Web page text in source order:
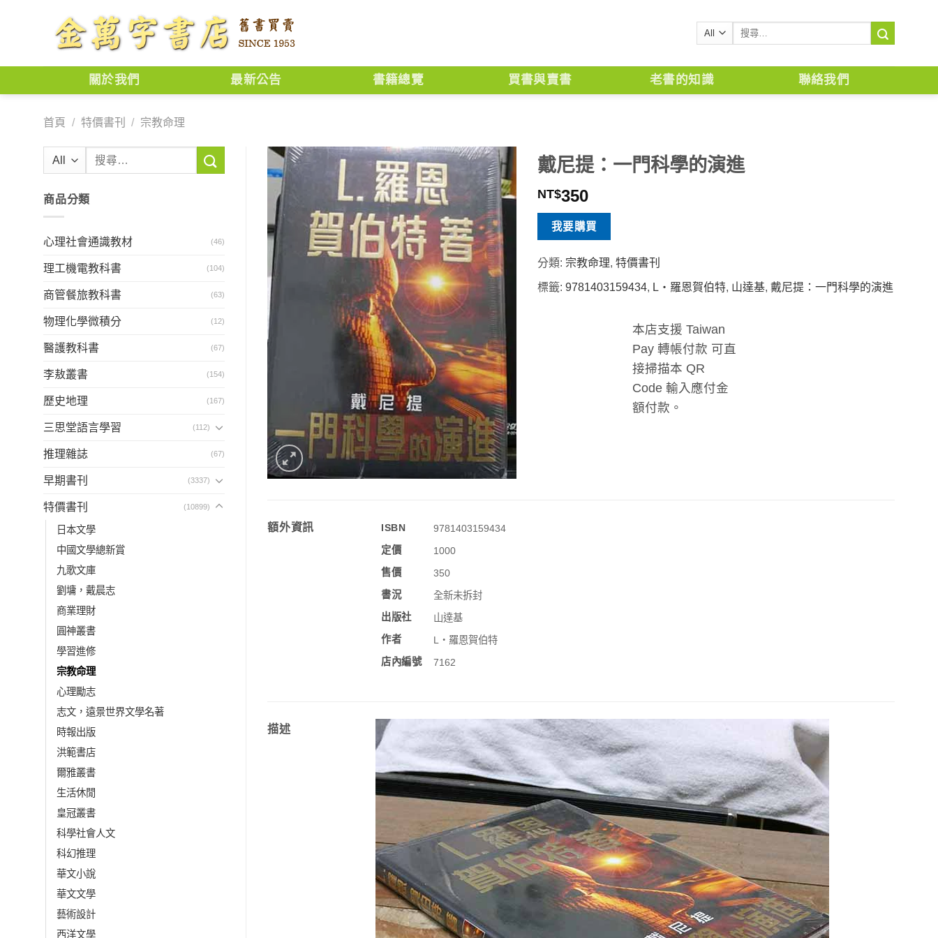
搜
鍵
關於我們 最新公告 書籍總覽 買書與賣書 老書的知識 聯絡我們
首頁 / 特價書刊 / 宗教命理
鍵
商品分類
心理社會通識教材 (46)
理工機電教科書 (104)
商管餐旅教科書 (63)
物理化學微積分 (12)
醫護教科書 (67)
李敖叢書 (154)
歷史地理 (167)
三思堂語言學習 (112)
推理雜誌 (67)
早期書刊 (3337)
特價書刊 (10899)
日本文學
中國文學總新賞
九歌文庫
劉墉，戴晨志
商業理財
圓神叢書
學習進修
宗教命理
心理勵志
志文，遠景世界文學名著
時報出版
洪範書店
爾雅叢書
生活休閒
皇冠叢書
科學社會人文
科幻推理
華文小說
華文文學
藝術設計
西洋文學
戴尼提：一門科學的演進
NT$350
我要購買
分類: 宗教命理,特價書刊
標籤:9781403159434, L‧羅恩賀伯特, 山達基,戴尼提：一門科學的演進
本店支援 Taiwan
Pay 轉帳付款 可直
接掃描本 QR
Code 輸入應付金
額付款。
額外資訊 ISBN
9781403159434
定價
1000
售價
350
書況
全新未拆封
出版社
山達基
作者
L‧羅恩賀伯特
店內編號
7162
描述